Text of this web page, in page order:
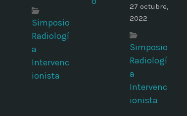
Simposio
Radiologí
a
Intervenc
ionista
27 octubre,
2022
Simposio
Radiologí
a
Intervenc
ionista